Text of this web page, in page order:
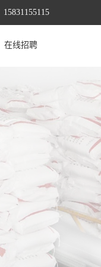
15831155115
在线招聘